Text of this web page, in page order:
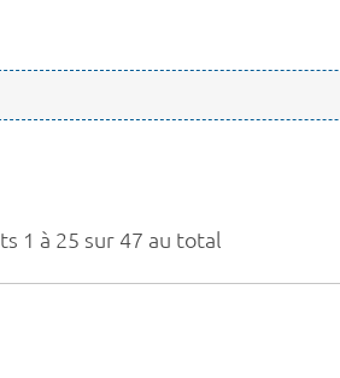
1 à 25 sur 47 au total